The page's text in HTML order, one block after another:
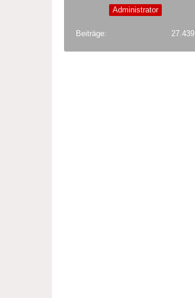
Administrator
Beiträge 27.439